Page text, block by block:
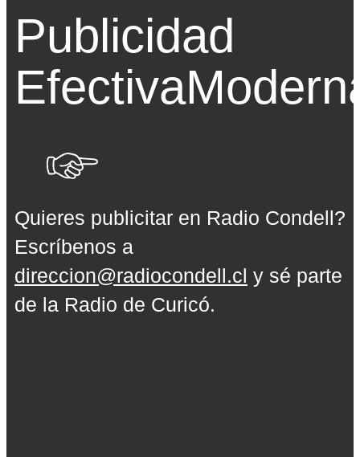
Publicidad
Efectiva
Quieres publicitar en Radio Condell?
Escríbenos a
direccion@radiocondell.cl y sé parte
de la Radio de Curicó.